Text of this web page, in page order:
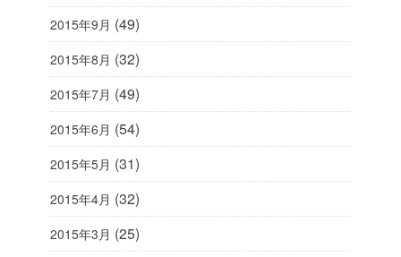
2015年9月 (49)
2015年8月 (32)
2015年7月 (49)
2015年6月 (54)
2015年5月 (31)
2015年4月 (32)
2015年3月 (25)